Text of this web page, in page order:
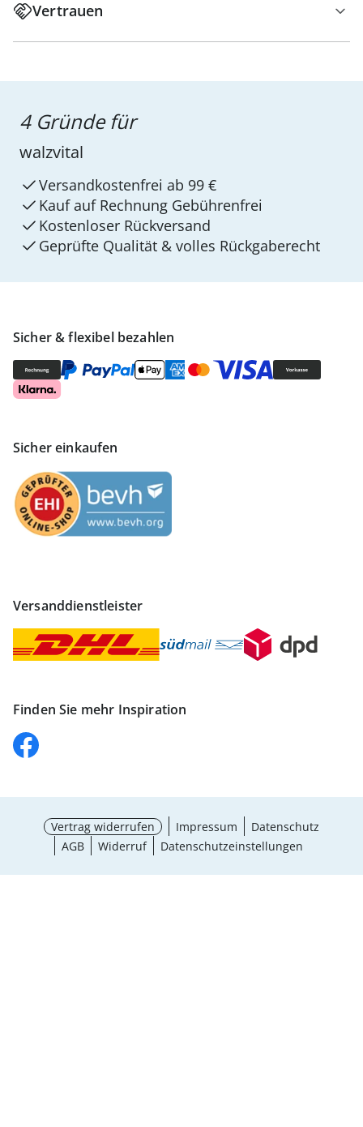
Vertrauen
Sicher & flexibel bezahlen
Sicher einkaufen
Versanddienstleister
Finden Sie mehr Inspiration
4 Gründe für
walzvital
Versandkostenfrei ab 99 €
Kauf auf Rechnung Gebührenfrei
Kostenloser Rückversand
Geprüfte Qualität & volles Rückgaberecht
Vertrag widerrufen Impressum
Datenschutz
AGB
Widerruf Datenschutzeinstellungen